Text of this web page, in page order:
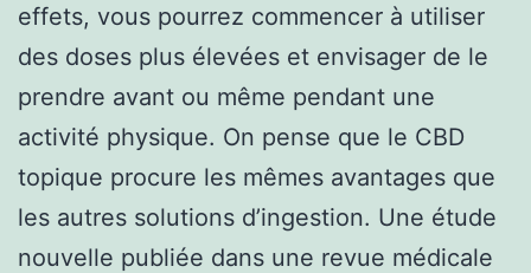
effets, vous pourrez commencer à utiliser
des doses plus élevées et envisager de le
prendre avant ou même pendant une
activité physique. On pense que le CBD
topique procure les mêmes avantages que
les autres solutions d’ingestion. Une étude
nouvelle publiée dans une revue médicale